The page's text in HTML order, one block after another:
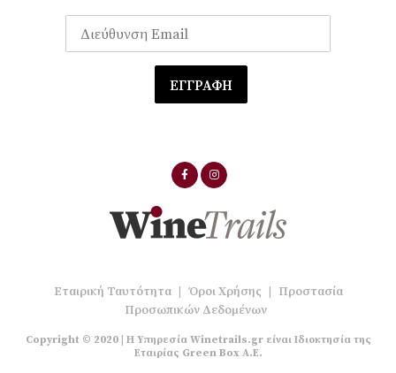
Εταιρική Ταυτότητα | Όροι Χρήσης | Προστασία
Προσωπικών Δεδομένων
Copyright © 2020 | Η Υπηρεσία Winetrails.gr είναι Ιδιοκτησία της
Εταιρίας Green Box A.E.